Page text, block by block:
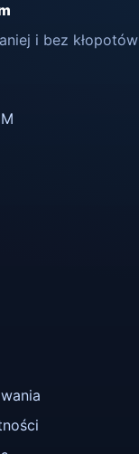
i bez kłopotów